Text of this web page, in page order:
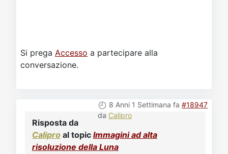
Si prega Accesso a partecipare alla
conversazione.
8 Anni 1 Settimana fa #18947
da Calipro
Risposta da
Calipro al topic Immagini ad alta
risoluzione della Luna